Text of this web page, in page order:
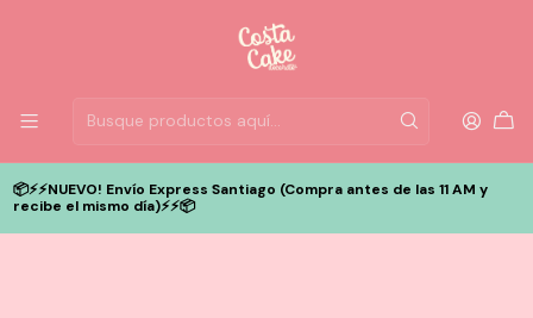
📦⚡️⚡️NUEVO! Envío Express Santiago (Compra antes de las 11 AM y
recibe el mismo día)⚡️⚡️📦